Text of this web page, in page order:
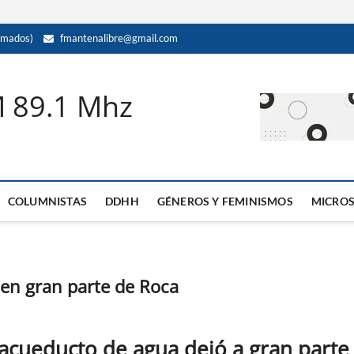
fmantenalibre@gmail.com
89.1 Mhz
COLUMNISTAS DDHH GÉNEROS Y FEMINISMOS
gran parte de Roca